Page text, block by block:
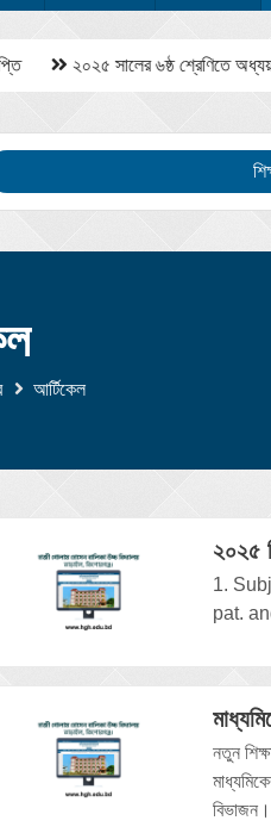
২০২৫ সালের ৬ষ্ঠ শ্রেণিতে অধ্যয়নরত
আর্টিকেল
1.
pat.
নতুন